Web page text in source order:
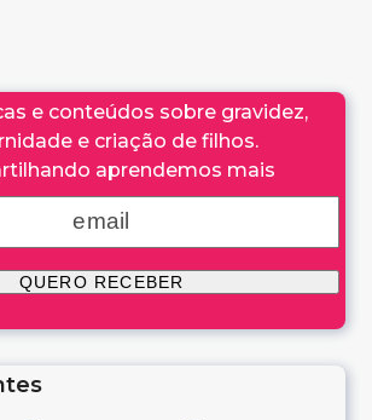
e conteúdos sobre gravidez,
e criação de filhos.
aprendemos mais